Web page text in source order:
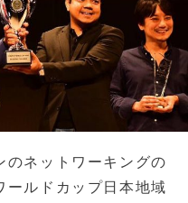
のネットワーキングの
ールドカップ日本地域